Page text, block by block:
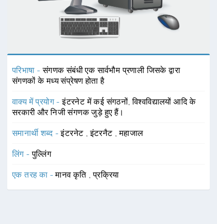
परिभाषा -संगणक संबंधी एक सार्वभौम प्रणाली जिसके द्वारा
संगणकों के मध्य संप्रेषण होता है
वाक्य में प्रयोग -इंटरनेट में कई संगठनों, विश्वविद्यालयों आदि के
सरकारी और निजी संगणक जुड़े हुए हैं।
समानार्थी शब्द -इंटरनेट ,इंटरनैट ,महाजाल
लिंग -पुल्लिंग
एक तरह का -मानव कृति ,प्रक्रिया